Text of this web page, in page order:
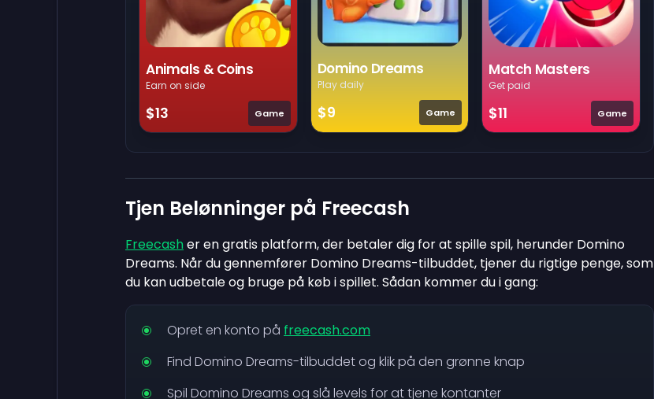
Animals & Coins
Earn on side
$13 Game
Domino Dreams
Play daily
$9 Game
Match Masters
Get paid
$11 Game
Tjen Belønninger på Freecash
Freecasher en gratis platform, der betaler dig for at spille spil, herunder Domino
Dreams. Når du gennemfører Domino Dreams-tilbuddet, tjener du rigtige penge, som
du kan udbetale og bruge på køb i spillet. Sådan kommer du i gang:
Opret en konto på freecash.com
Find Domino Dreams-tilbuddet og klik på den grønne knap
Spil Domino Dreams og slå levels for at tjene kontanter